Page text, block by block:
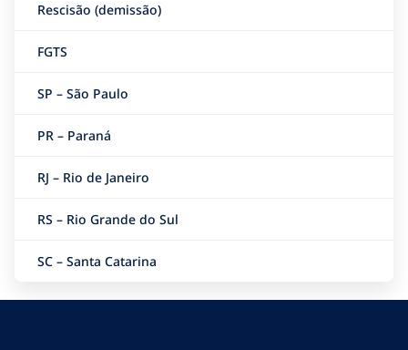
Rescisão (demissão)
FGTS
SP – São Paulo
PR – Paraná
RJ – Rio de Janeiro
RS – Rio Grande do Sul
SC – Santa Catarina